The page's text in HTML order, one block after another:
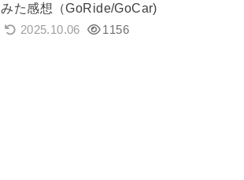
みた感想（GoRide/GoCar)
2025.10.06 1156